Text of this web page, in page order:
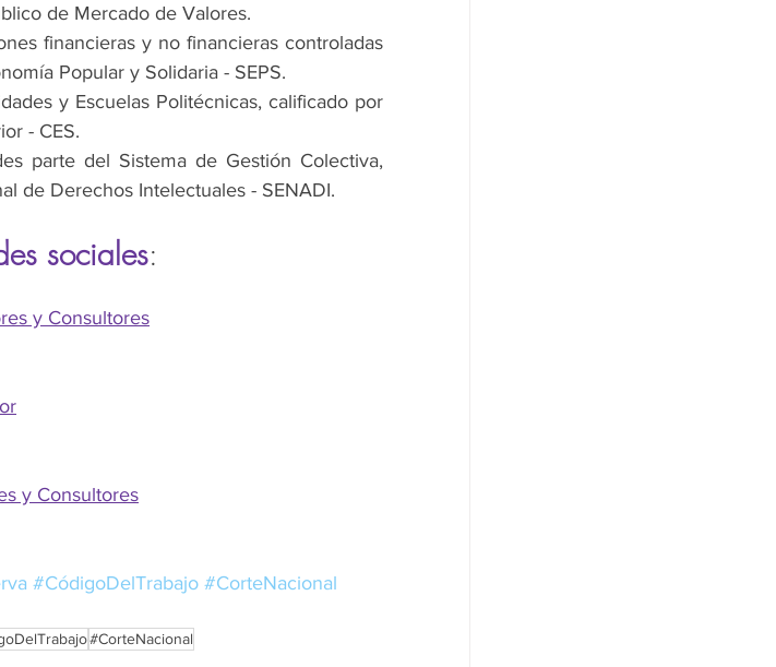
de Mercado de Valores.
financieras y no financieras controladas
Popular y Solidaria - SEPS.
y Escuelas Politécnicas, calificado por
- CES.
parte del Sistema de Gestión Colectiva,
de Derechos Intelectuales - SENADI.
sociales:
y Consultores
y Consultores
#CódigoDelTrabajo #CorteNacional
#CorteNacional